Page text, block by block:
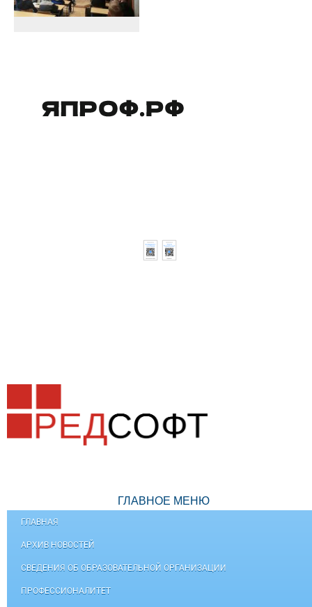
ГЛАВНОЕ МЕНЮ
ГЛАВНАЯ
АРХИВ НОВОСТЕЙ
СВЕДЕНИЯ ОБ ОБРАЗОВАТЕЛЬНОЙ ОРГАНИЗАЦИИ
ПРОФЕССИОНАЛИТЕТ